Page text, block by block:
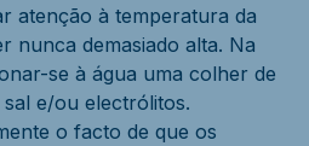
atenção à temperatura da
nunca demasiado alta. Na
se à água uma colher de
e/ou electrólitos.
o facto de que os